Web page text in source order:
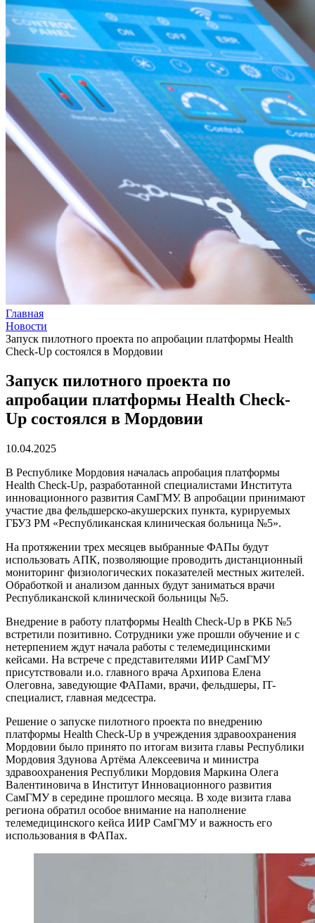
Главная
Новости
Запуск пилотного проекта по апробации платформы Health
Check-Up состоялся в Мордовии
Запуск пилотного проекта по
апробации платформы Health Check-
Up состоялся в Мордовии
10.04.2025
В Республике Мордовия началась апробация платформы
Health Check-Up, разработанной специалистами Института
инновационного развития СамГМУ. В апробации принимают
участие два фельдшерско-акушерских пункта, курируемых
ГБУЗ РМ «Республиканская клиническая больница №5».
На протяжении трех месяцев выбранные ФАПы будут
использовать АПК, позволяющие проводить дистанционный
мониторинг физиологических показателей местных жителей.
Обработкой и анализом данных будут заниматься врачи
Республиканской клинической больницы №5.
Внедрение в работу платформы Health Check-Up в РКБ №5
встретили позитивно. Сотрудники уже прошли обучение и с
нетерпением ждут начала работы с телемедицинскими
кейсами. На встрече с представителями ИИР СамГМУ
присутствовали и.о. главного врача Архипова Елена
Олеговна, заведующие ФАПами, врачи, фельдшеры, IT-
специалист, главная медсестра.
Решение о запуске пилотного проекта по внедрению
платформы Health Check-Up в учреждения здравоохранения
Мордовии было принято по итогам визита главы Республики
Мордовия Здунова Артёма Алексеевича и министра
здравоохранения Республики Мордовия Маркина Олега
Валентиновича в Институт Инновационного развития
СамГМУ в середине прошлого месяца. В ходе визита глава
региона обратил особое внимание на наполнение
телемедицинского кейса ИИР СамГМУ и важность его
использования в ФАПах.